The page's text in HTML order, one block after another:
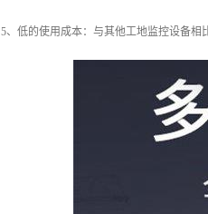
5、低的使用成本：与其他工地监控设备相